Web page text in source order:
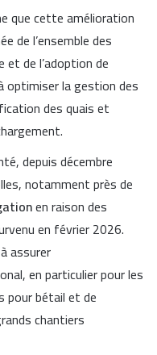
que cette amélioration
de l’ensemble des
de l’adoption de
optimiser la gestion des
des quais et
depuis décembre
notamment près de
en raison des
en février 2026.
assurer
en particulier pour les
pour bétail et de
chantiers